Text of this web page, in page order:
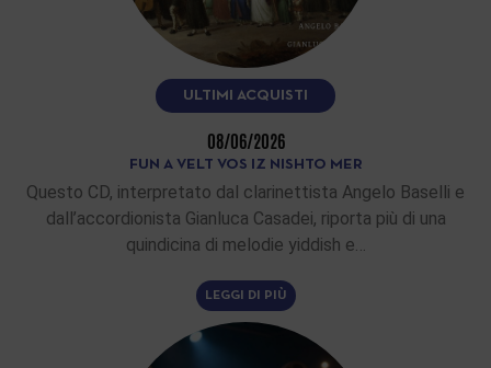
ULTIMI ACQUISTI
08/06/2026
FUN A VELT VOS IZ NISHTO MER
Questo CD, interpretato dal clarinettista Angelo Baselli e
dall’accordionista Gianluca Casadei, riporta più di una
quindicina di melodie yiddish e…
LEGGI DI PIÙ